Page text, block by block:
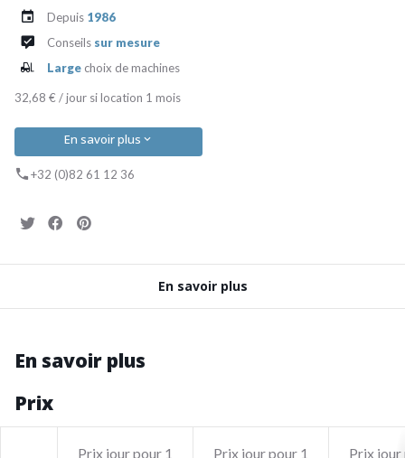
Depuis 1986
Conseils sur mesure
Large choix de machines
32,68 € / jour si location 1 mois
En savoir plus
+32 (0)82 61 12 36
En savoir plus
En savoir plus
Prix
Prix jour pour 1
Prix jour pour 1
Prix jour